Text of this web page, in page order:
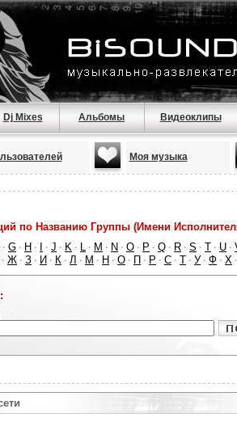
Dj Mixes Альбомы Видеоклипы
Моя музыка
по Названию Группы (Имени
· G · H · · J · K · L · M · N · O · P · Q · R · S · T · U ·
· Ж · З · И · К · Л · М · Н · О · П · Р · С · Т · У · Ф · Х